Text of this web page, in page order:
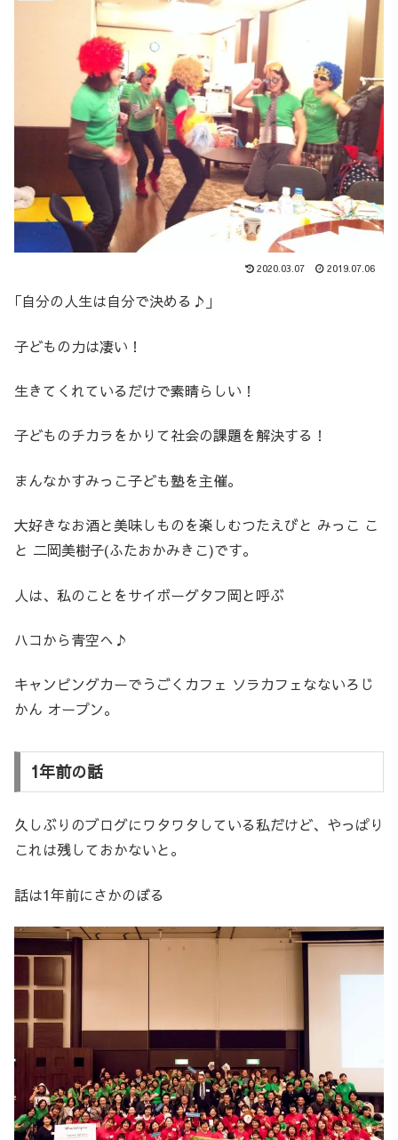
2020.03.07 2019.07.06
｢自分の人生は自分で決める♪｣
子どもの力は凄い！
生きてくれているだけで素晴らしい！
子どものチカラをかりて社会の課題を解決する！
まんなかすみっこ子ども塾を主催。
大好きなお酒と美味しものを楽しむつたえびと みっこ こ
と 二岡美樹子(ふたおかみきこ)です。
人は、私のことをサイボーグタフ岡と呼ぶ
ハコから青空へ♪
キャンピングカーでうごくカフェ ソラカフェなないろじ
かん オープン。
1年前の話
久しぶりのブログにワタワタしている私だけど、やっぱり
これは残しておかないと。
話は1年前にさかのぼる